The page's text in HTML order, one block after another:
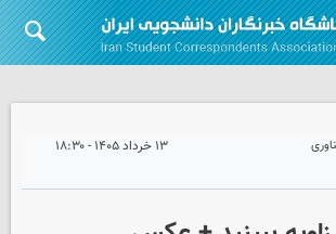
۱۳ خرداد ۱۴۰۵ - ۱۸:۳۰